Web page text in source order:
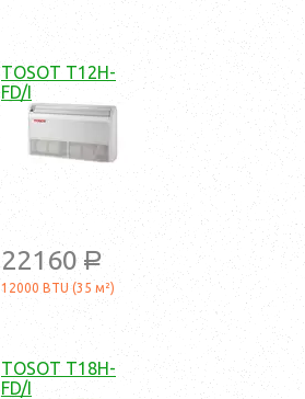
TOSOT T12H-
FD/I
22160 a
12000 BTU (35 м²)
TOSOT T18H-
FD/I